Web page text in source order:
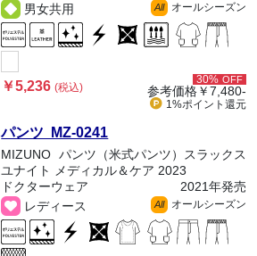
男女共用
All オールシーズン
￥5,236(税込)
30% OFF
参考価格￥7,480-
1%ポイント 還元
パンツ MZ-0241
MIZUNO パンツ（米式パンツ）スラックス
ユナイト メディカル＆ケア 2023
ドクターウェア
2021年発売
レディース
All オールシーズン